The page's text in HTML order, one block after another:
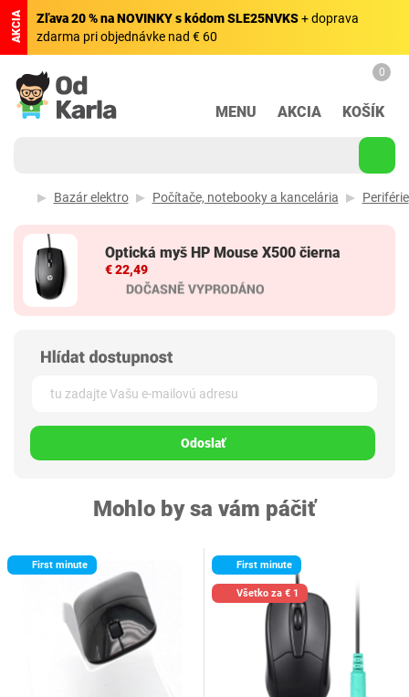
AKCIA Zľava 20 % na NOVINKY s kódom SLE25NVKS+ doprava
zdarma pri objednávke nad € 60
MENU AKCIA
0
KOŠÍK
Bazár elektro Počítače, notebooky a kancelária Periférie
Optická myš HP Mouse X500 čierna
€ 22,49
Odoslať
Mohlo by sa vám páčiť
First minute First minute
Všetko za € 1